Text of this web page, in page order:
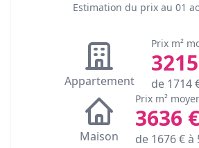
Estimation du prix au 01
Appartement
Prix m²
3215
de 1714
Maison
Prix m²
3636 €
de 1676€ à